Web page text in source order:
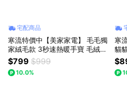
宅配商品
寒流特價中【美家家電】 毛毛獨
家絨毛款 3秒速熱暖手寶 毛絨暖
手寶 充電暖手寶 暖暖蛋 (不挑色
出貨) + 送小禮物 x1
$799 $999
10.0%
寒
貓
暖
(不